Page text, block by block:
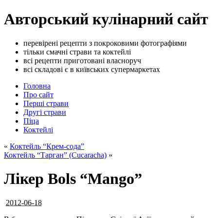
Авторський кулінарний сайт
перевірені рецепти з покроковими фотографіями
тільки смачні страви та коктейлі
всі рецепти приготовані власноруч
всі складові є в київських супермаркетах
Головна
Про сайт
Перші страви
Другі страви
Піца
Коктейлі
« Коктейль “Крем-сода”
Коктейль “Тарган” (Cucaracha) »
Лікер Bols “Mango”
2012-06-18